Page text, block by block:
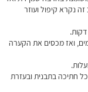
נקרא קיפול ועוזר
ואז מכסים את הקערה
בנות 250 ג"ר, מניחים כל חתיכה בתבנית ובעזרת